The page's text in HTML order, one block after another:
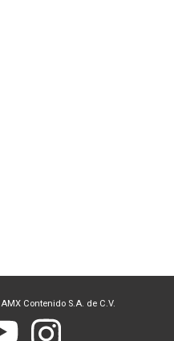
AMX Contenido S.A. de C.V.